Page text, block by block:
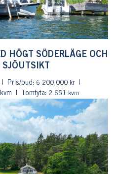
HÖGT SÖDERLÄGE OCH
Pris/bud: 6 200 000 kr
Tomtyta: 2 651 kvm